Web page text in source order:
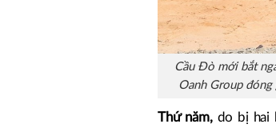
Cầu Đò mới bắt
Oanh Group
Thứ năm, do bị hai